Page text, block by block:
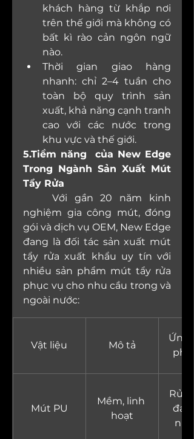
khách hàng từ khắp nơi
trên thế giới mà không có
bất kì rào cản ngôn ngữ
nào.
Thời gian giao hàng
nhanh: chỉ 2–4 tuần cho
toàn bộ quy trình sản
xuất, khả năng cạnh tranh
cao với các nước trong
khu vực và thế giới.
5.Tiềm năng  của New Edge
Trong Ngành Sản Xuất Mút
Tẩy Rửa
nghiệm gia công mút, đóng
gói và dịch vụ OEM, New Edge
đang là đối tác sản xuất mút
tẩy rửa xuất khẩu uy tín với
nhiều sản phẩm mút tẩy rửa
phục vụ cho nhu cầu trong và
ngoài nước:
Vật liệu Mô tả
Ứng
phổ
Mút PU
Mềm, linh
hoạt
Rửa
đa
nhà